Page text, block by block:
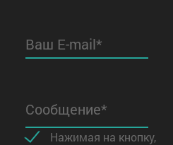
Ваш E-mail*
Сообщение*
Нажимая на кнопку,